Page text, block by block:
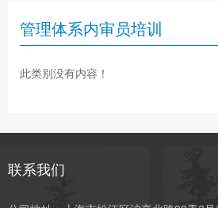
管理体系内审员培训
此类别没有内容！
联系我们